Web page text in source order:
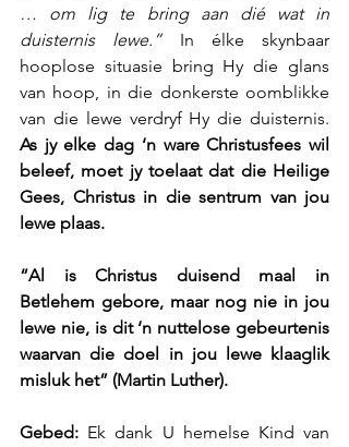
… om lig te bring aan dié wat in
duisternis lewe.” In élke skynbaar
hooplose situasie bring Hy die glans
van hoop, in die donkerste oomblikke
As jy elke dag ‘n ware Christusfees wil
beleef, moet jy toelaat dat die Heilige
Gees, Christus in die sentrum van jou
lewe plaas.
“Al is Christus duisend maal in
Betlehem gebore, maar nog nie in jou
lewe nie, is dit ‘n nuttelose gebeurtenis
waarvan die doel in jou lewe klaaglik
misluk het” (Martin Luther).
Gebed: Ek dank U hemelse Kind van